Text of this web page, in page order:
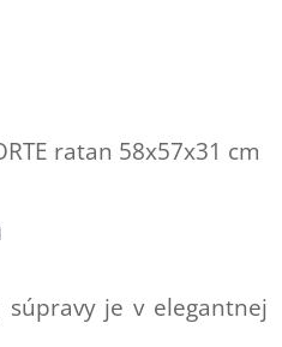
ratan 58x57x31 cm
je v elegantnej